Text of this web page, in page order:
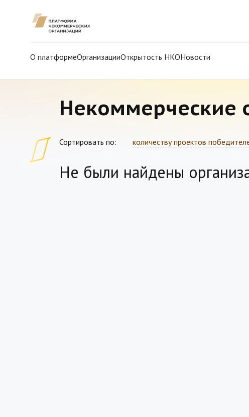
О платформеОрганизацииОткрытость НКОНовости
Некоммерческие
Сортировать по: количеству проектов
Не были найдены